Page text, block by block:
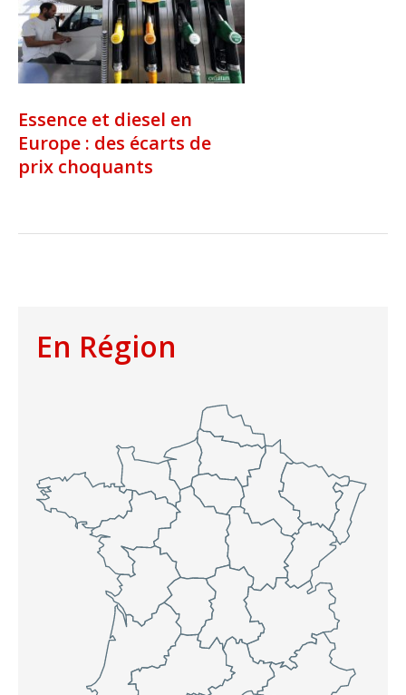
Essence et diesel en
Europe : des écarts de
prix choquants
En Région